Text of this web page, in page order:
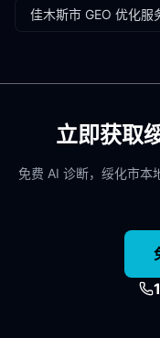
佳木斯市 GEO 优化服
立即获取
免费 AI 诊断， 绥化市本